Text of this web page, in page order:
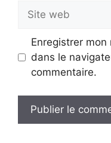
Site
web
Enregistrer
dans le
commentaire.